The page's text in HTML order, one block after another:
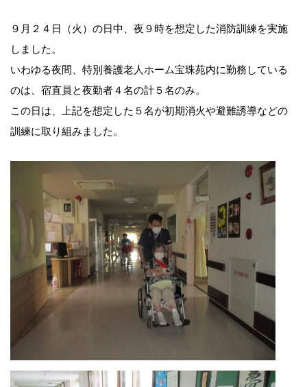
９月２４日（火）の日中、夜９時を想定した消防訓練を実施
しました。
いわゆる夜間、特別養護老人ホーム宝珠苑内に勤務している
のは、宿直員と夜勤者４名の計５名のみ。
この日は、上記を想定した５名が初期消火や避難誘導などの
訓練に取り組みました。